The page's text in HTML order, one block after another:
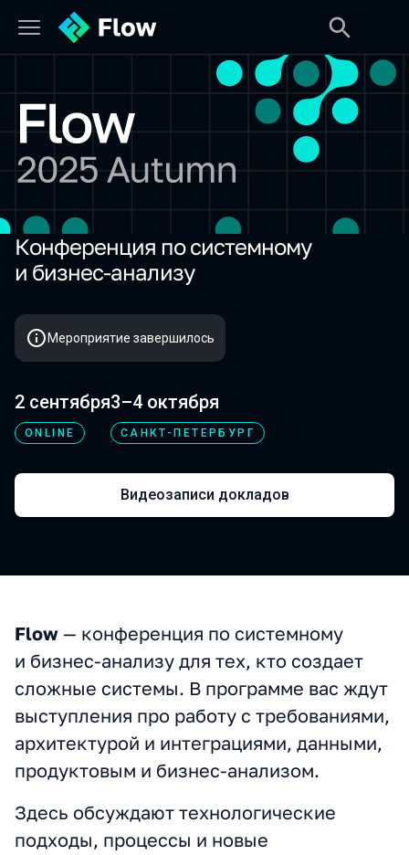
Flow 2025 Autumn
Конференция по системному
и бизнес-анализу
Мероприятие завершилось
2 сентября
ONLINE
3–4 октября
САНКТ-ПЕТЕРБУРГ
Видеозаписи докладов
О конференции
Flow — конференция по системному
и бизнес-анализу для тех, кто создает
сложные системы. В программе вас ждут
выступления про работу с требованиями,
архитектурой и интеграциями, данными,
продуктовым и бизнес-анализом.
Здесь обсуждают технологические
подходы, процессы и новые